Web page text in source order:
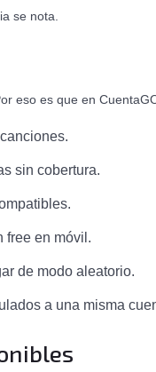
se nota.
eso es que en
sin cobertura.
free en móvil.
de modo aleatorio.
a una misma